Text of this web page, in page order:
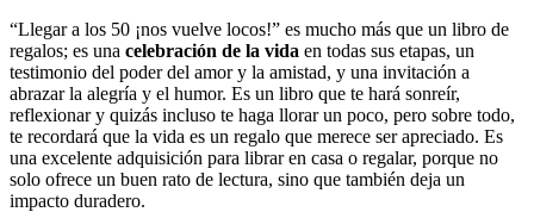
“Llegar a los 50 ¡nos vuelve locos!” es mucho más que un libro de
regalos; es una celebración de la vida en todas sus etapas, un
testimonio del poder del amor y la amistad, y una invitación a
abrazar la alegría y el humor. Es un libro que te hará sonreír,
reflexionar y quizás incluso te haga llorar un poco, pero sobre todo,
te recordará que la vida es un regalo que merece ser apreciado. Es
una excelente adquisición para librar en casa o regalar, porque no
solo ofrece un buen rato de lectura, sino que también deja un
impacto duradero.